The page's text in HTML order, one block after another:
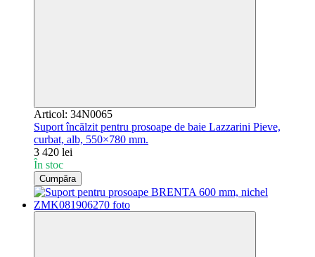
Articol: 34N0065
Suport încălzit pentru prosoape de baie Lazzarini Pieve,
curbat, alb, 550×780 mm.
3 420 lei
În stoc
Cumpăra